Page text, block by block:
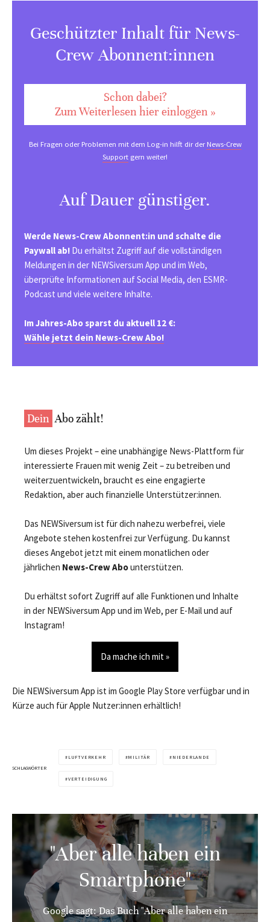
Geschützter Inhalt für News-
Crew Abonnent:innen
Schon dabei?
Zum Weiterlesen hier einloggen »
Bei Fragen oder Problemen mit dem Log-in hilft dir derNews-Crew
Support gern weiter!
Auf Dauer günstiger.
Werde News-Crew Abonnent:in und schalte die
Paywall ab! Du erhältst Zugriff auf die vollständigen
Meldungen in der NEWSiversum App und im Web,
überprüfte Informationen auf Social Media, den ESMR-
Podcast und viele weitere Inhalte.
Im Jahres-Abo sparst du aktuell 12 €:
Wähle jetzt dein News-Crew Abo!
Dein Abo zählt!
Um dieses Projekt – eine unabhängige News-Plattform für
interessierte Frauen mit wenig Zeit – zu betreiben und
weiterzuentwickeln, braucht es eine engagierte
Redaktion, aber auch finanzielle Unterstützer:innen.
Das NEWSiversum ist für dich nahezu werbefrei, viele
Angebote stehen kostenfrei zur Verfügung. Du kannst
dieses Angebot jetzt mit einem monatlichen oder
jährlichen News-Crew Abounterstützen.
Du erhältst sofort Zugriff auf alle Funktionen und Inhalte
in der NEWSiversum App und im Web, per E-Mail und auf
Instagram!
Da mache ich mit »
Die NEWSiversum App ist im Google Play Store verfügbar und in
Kürze auch für Apple Nutzer:innen erhältlich!
SCHLAGWÖRTER
LUFTVERKEHR MILITÄR NIEDERLANDE
VERTEIDIGUNG
"Aber alle haben ein
Smartphone"
Google sagt: Das Buch "Aber alle haben ein